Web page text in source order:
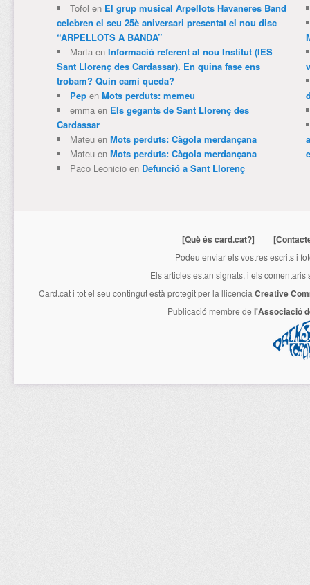
Tofol en El grup musical Arpellots Havaneres Band
celebren el seu 25è aniversari presentat el nou disc
“ARPELLOTS A BANDA”
Martaen Informació referent al nou Institut (IES
Sant Llorenç des Cardassar). En quina fase ens
trobam? Quin camí queda?
Pepen Mots perduts: memeu
emmaen Els gegants de Sant Llorenç des
Cardassar
Mateuen Mots perduts: Càgola merdançana
Mateuen Mots perduts: Càgola merdançana
Paco Leonicioen Defunció a Sant Llorenç
[Què és card.cat?]
Podeu enviar els vostres escrits i
Els articles estan signats, i els
Card.cati tot el seu contingut està protegit per la llicencia Creative
Publicació membre de l'Associació